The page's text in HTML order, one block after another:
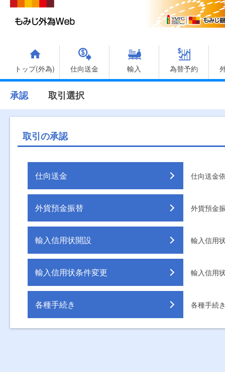
トップ(外為) 仕向送金 輸入 為替予約
承認 取引選択
取引の承認
仕向送金 仕向送金
外貨預金振替 外貨預金
輸入信用状開設 輸入信用
輸入信用状条件変更 輸入信用
各種手続き 各種手続